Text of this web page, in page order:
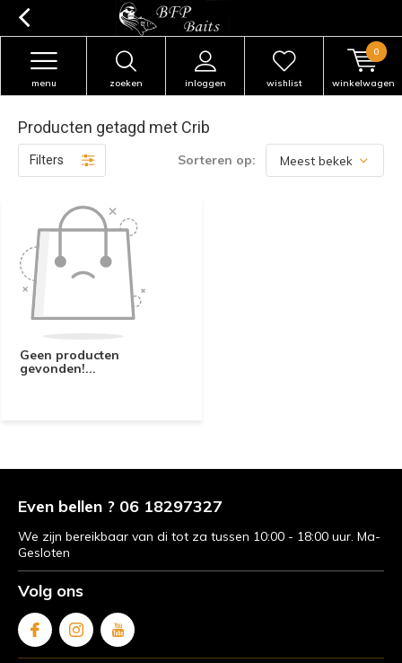
zoeken inloggen
menu wishlist winkelwagen
0
Producten getagd met Crib
Filters Sorteren op:
Geen producten
gevonden!...
Even bellen ? 06 18297327
We zijn bereikbaar van di tot za tussen 10:00 - 18:00 uur. Ma-
Gesloten
Volg ons